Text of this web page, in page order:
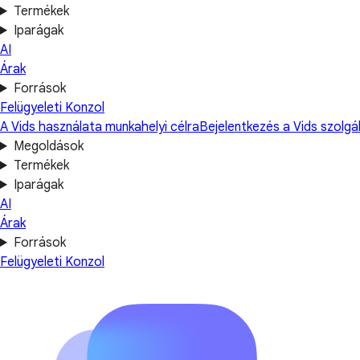
Termékek
Iparágak
AI
Árak
Források
Felügyeleti Konzol
A Vids használata munkahelyi célraBejelentkezés a Vids
Megoldások
Termékek
Iparágak
AI
Árak
Források
Felügyeleti Konzol